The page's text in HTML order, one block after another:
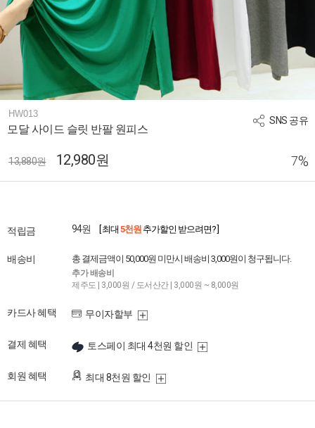
SNS 공유
HW013
모달 사이드 슬릿 반팔 원피스
13,880원 12,980원 7%
적립금 94원 [ 최대 5천원 추가할인 받으려면? ]
배송비 총 결제금액이 50,000원 미만시 배송비 3,000원이 청구됩니다.
추가 배송비
제주도 | 3,000원 / 도서산간 | 3,000원 ~ 8,000원
카드사 혜택 무이자할부
결제 혜택 토스페이 최대 4천원 할인
회원 혜택 최대 8천원 할인